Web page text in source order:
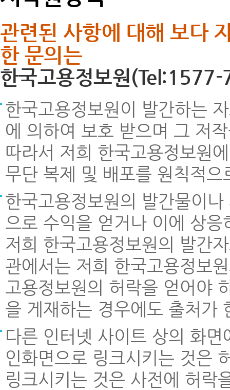
관련된 사항에 대해 보다
한 문의는
한국고용정보원
한국고용정보원이 발간하는
에 의하여 보호 받으며 그 저
따라서 저희 한국고용정보원
무단 복제 및 배포를 원칙적으
한국고용정보원의 발간물이
으로 수익을 얻거나 이에 상
저희 한국고용정보원의 발간
관에서는 저희 한국고용정보
고용정보원의 허락을 얻어야
을 게재하는 경우에도 출처가
다른 인터넷 사이트 상의 화
인화면으로 링크시키는 것은
링크시키는 것은 사전에 허락